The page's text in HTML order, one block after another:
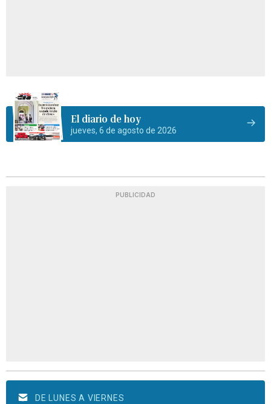
El diario de hoy
jueves, 6 de agosto de 2026
PUBLICIDAD
DE LUNES A VIERNES